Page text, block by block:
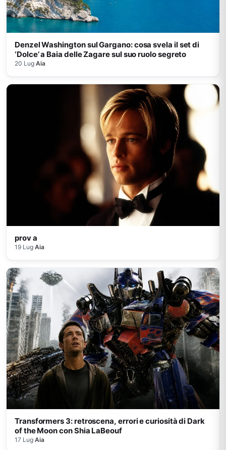
Denzel Washington sul Gargano: cosa svela il set di
‘Dolce’ a Baia delle Zagare sul suo ruolo segreto
20 Lug·Aia
prov a
19 Lug·Aia
Transformers 3: retroscena, errori e curiosità di Dark
of the Moon con Shia LaBeouf
17 Lug·Aia